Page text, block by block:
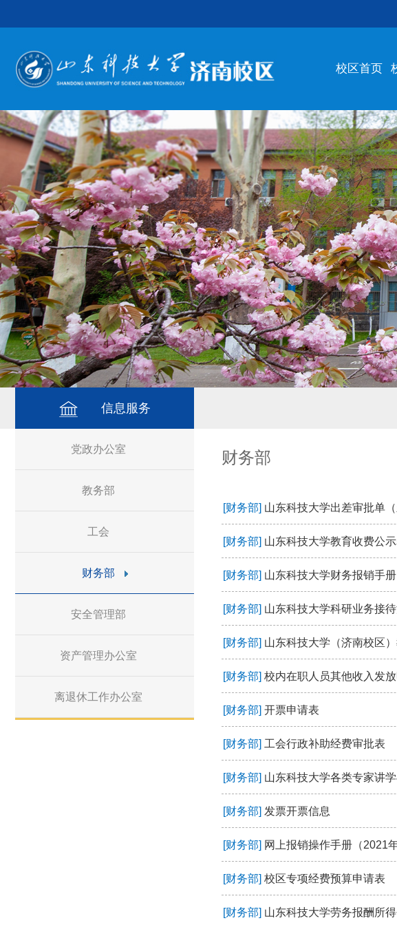
校区首页
信息服务
党政办公室
教务部
工会
财务部
安全管理部
资产管理办公室
离退休工作办公室
财务部
[财务部] 山东科技大学出差审批单（
[财务部] 山东科技大学教育收费公
[财务部] 山东科技大学财务报销手册
[财务部] 山东科技大学科研业务接
[财务部] 山东科技大学（济南校区
[财务部] 校内在职人员其他收入发
[财务部] 开票申请表
[财务部] 工会行政补助经费审批表
[财务部] 山东科技大学各类专家讲
[财务部] 发票开票信息
[财务部] 网上报销操作手册（2021
[财务部] 校区专项经费预算申请表
[财务部] 山东科技大学劳务报酬所